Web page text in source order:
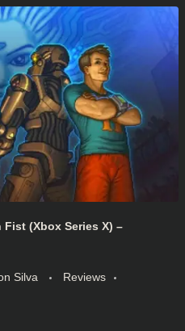
(Xbox Series X) –
Silva
Reviews